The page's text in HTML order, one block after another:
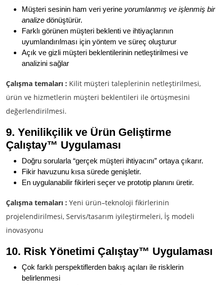
Müşteri sesinin ham veri yerine yorumlanmış ve işlenmiş bir
analize dönüştürür.
Farklı görünen müşteri beklenti ve ihtiyaçlarının
uyumlandırılması için yöntem ve süreç oluşturur
Açık ve gizli müşteri beklentilerinin netleştirilmesi ve
analizini sağlar
Çalışma temaları : Kilit müşteri taleplerinin netleştirilmesi,
ürün ve hizmetlerin müşteri beklentileri ile örtüşmesini
değerlendirilmesi.
9. Yenilikçilik ve Ürün Geliştirme
Çalıştay™ Uygulaması
Doğru sorularla “gerçek müşteri ihtiyacını” ortaya çıkarır.
Fikir havuzunu kısa sürede genişletir.
En uygulanabilir fikirleri seçer ve prototip planını üretir.
Çalışma temaları : Yeni ürün–teknoloji fikirlerinin
projelendirilmesi, Servis/tasarım iyileştirmeleri, İş modeli
inovasyonu
10. Risk Yönetimi Çalıştay™ Uygulaması
Çok farklı perspektiflerden bakış açıları ile risklerin
belirlenmesi